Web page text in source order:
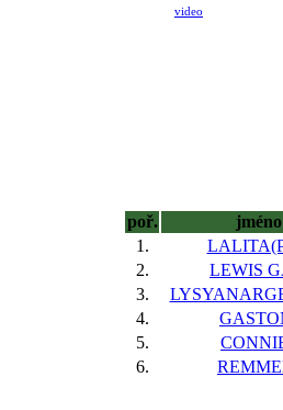
video
poř.
1.
2.
LEWIS
3.
4.
5.
6.